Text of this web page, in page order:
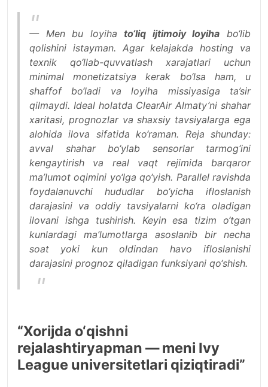
— Men bu loyiha to‘liq ijtimoiy loyiha bo‘lib
qolishini istayman. Agar kelajakda hosting va
texnik qo‘llab-quvvatlash xarajatlari uchun
minimal monetizatsiya kerak bo‘lsa ham, u
shaffof bo‘ladi va loyiha missiyasiga ta’sir
qilmaydi. Ideal holatda ClearAir Almaty’ni shahar
xaritasi, prognozlar va shaxsiy tavsiyalarga ega
alohida ilova sifatida ko‘raman. Reja shunday:
avval shahar bo‘ylab sensorlar tarmog‘ini
kengaytirish va real vaqt rejimida barqaror
ma’lumot oqimini yo‘lga qo‘yish. Parallel ravishda
foydalanuvchi hududlar bo‘yicha ifloslanish
darajasini va oddiy tavsiyalarni ko‘ra oladigan
ilovani ishga tushirish. Keyin esa tizim o‘tgan
kunlardagi ma’lumotlarga asoslanib bir necha
soat yoki kun oldindan havo ifloslanishi
darajasini prognoz qiladigan funksiyani qo‘shish.
“Xorijda o‘qishni
rejalashtiryapman — meni Ivy
League universitetlari qiziqtiradi”